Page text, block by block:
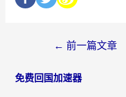
← 前一篇文章
免费回国加速器